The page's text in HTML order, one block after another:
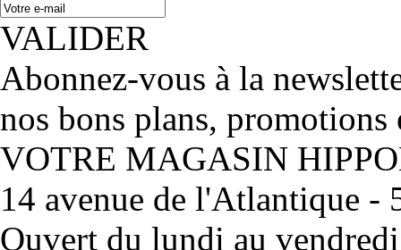
VALIDER
Abonnez-vous à la
nos bons plans, promotions
VOTRE MAGASIN
14 avenue de l'Atlantique -
Ouvert du lundi au